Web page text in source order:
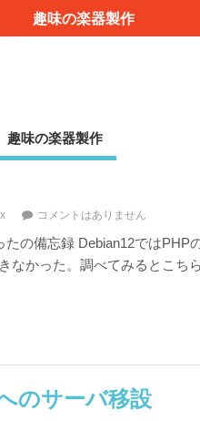
趣味の楽器製作
趣味の楽器製作
コメントはありません
の備忘録 Debian12ではPHP
なかった。調べてみるとこち
のサーバ移設